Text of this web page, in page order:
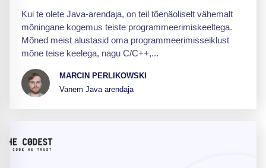
Kui te olete Java-arendaja, on teil tõenäoliselt vähemalt
mõningane kogemus teiste programmeerimiskeeltega.
Mõned meist alustasid oma programmeerimisseiklust
mõne teise keelega, nagu C/C++,...
MARCIN PERLIKOWSKI
Vanem Java arendaja